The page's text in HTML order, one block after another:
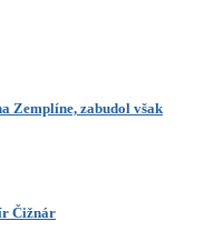
Zemplíne, zabudol však
Čižnár